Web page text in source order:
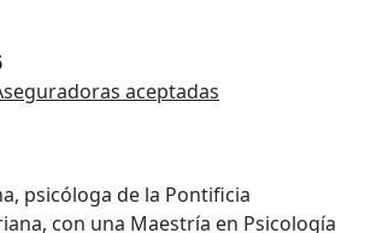
aceptadas
psicóloga de la Pontificia
con una Maestría en Psicología